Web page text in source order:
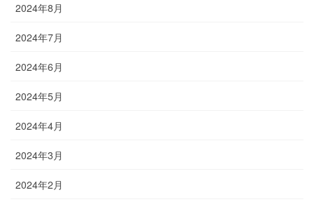
2024年8月
2024年7月
2024年6月
2024年5月
2024年4月
2024年3月
2024年2月